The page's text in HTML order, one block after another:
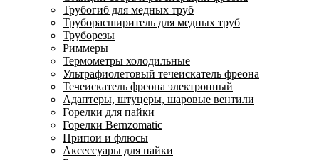
Трубогиб для медных труб
Труборасширитель для медных труб
Труборезы
Риммеры
Термометры холодильные
Ультрафиолетовый течеискатель фреона
Течеискатель фреона электронный
Адаптеры, штуцеры, шаровые вентили
Горелки для пайки
Горелки Bernzomatic
Припои и флюсы
Аксессуары для пайки